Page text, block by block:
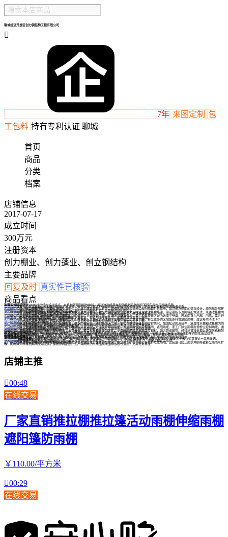
聊城经济开发区创力钢结构工程有限公司

7年 来图定制 包
工包料 持有专利认证 聊城
首页
商品
分类
档案
店铺信息
2017-07-17
成立时间
300万元
注册资本
创力棚业、创力蓬业、创立钢结构
主要品牌
回复及时 真实性已核验
商品看点
华鹰500排挡解析
本文深入解析华鹰500的排挡结构设计特点，从机械原理到操作体验，揭秘这款经典车型的换挡系统如何兼顾实用性与驾驶乐趣。
天幕布是啥
本文揭秘天幕布的真实身份，从材质特性到使用场景，带你全面了解这种既能遮阳又能装饰的神奇布料，户外爱好者和家居改造者必看。
产品细节工厂除尘雨棚的除尘原理是怎样的
工厂除尘雨棚的除尘原理围绕 “拦截 + 收集 + 疏导” 三个核心环节展开。首先，雨棚的棚体结构对粉尘起到物理拦截作用，其顶部及侧面的遮挡设计，能阻挡外部环
境中的粉尘进入雨棚覆盖区域，同时防止内部作业产生的粉尘向棚外扩散，形成相对封闭的粉尘
常见问题工厂除尘雨棚使用中问题有哪些及解决办法
工厂除尘雨棚使用中常见问题包括粉尘堆积、棚体漏水、通风不畅等。粉尘堆积多因除尘配件未及时清理或收集槽堵塞，需定期拆下滤网等配件清洗，疏通收集槽内
的粉尘堵塞物，若粉尘堆积严重，可增加清理频率，确保粉尘收集通道畅通。棚体漏水常出现在棚顶接缝处或
 6
产品细节工厂除尘雨棚安装前需做哪些场地准备
工厂除尘雨棚安装前需做好场地基础、环境清理、空间规划三方面准备工作。在场地基础准备上，需先勘察安装区域的地面平整度，若地面存在凸起、凹陷，需进行
平整处理，确保雨棚支架安装稳固；同时根据雨棚的承重要求，检查地面承重能力，必要时浇筑混凝土基础，
 6
产品细节工厂除尘雨棚的日常清洁需注意哪些要点
工厂除尘雨棚日常清洁需注意清洁频率、清洁方式、配件保护三个要点。清洁频率需根据粉尘产生量调整，粉尘较多的区域如原料堆放区雨棚，建议每周清洁 1-2
次；粉尘较少的成品存放区雨棚，可每两周清洁一次，避免粉尘长期堆积影响除尘效果。清洁方式上，棚
 6
应用案例工厂除尘雨棚遇到极端天气该如何应对
工厂除尘雨棚遇到极端天气需提前预防、及时处理，确保雨棚安全。遇到暴雨天气前，需检查棚体接缝处的密封情况，加固松动的连接件，清理排水槽和收集槽内的
杂物，确保雨水能顺利排出，避免积水导致棚体承重增加；暴雨期间实时观察棚内是否漏水，若出现严重漏水
 6
产品细节工厂除尘雨棚与普通雨棚相比有哪些特殊功能
工厂除尘雨棚与普通雨棚相比，在粉尘控制、粉尘收集、环境适配三方面具备特殊功能。普通雨棚仅能实现防雨、遮阳功能，而工厂除尘雨棚新增粉尘控制功能，通
过棚体封闭设计和通风除尘配件，阻挡粉尘扩散，减少棚内及周边粉尘污染，尤其适合工厂粉尘较多的区域使
 5
产品细节仓储雨棚的基本结构包括哪些部分
仓储雨棚的基本结构主要由三大核心部分组成：支撑骨架、覆盖材料和连接固定件。支撑骨架通常采用高强度钢材，如方管或圆管，经过热镀锌处理以增强防锈和耐
腐蚀能力，确保整体结构的稳固性与长久使用寿命。覆盖材料主流选择是PVC涂层布，这种材料具备优异的
坦克700空悬参数解析
本文详解坦克700空气悬挂单控系统的核心参数与工作原理，包括高度调节范围、响应速度及驾驶模式适配性，帮助读者了解这一硬派越野车的智能底盘技术。
THX203H第4脚悬空行吗
本文解析THX203H电源芯片第4脚悬空使用的可行性，从引脚功能、典型电路设计到实际应用注意事项，帮助工程师合理处理闲置引脚。
门电路悬空之谜
本文揭秘门电路悬空时的状态，解释其可能带来的问题及解决方法，帮助读者理解数字电路中的这一常见现象。
单腔空悬全解析
本文系统介绍单腔空气悬架的四种典型结构，包括其工作原理、适用场景及特点对比，帮助读者快速理解这一提升车辆舒适性的关键技术。
AD引脚悬空画法指南
本文讲解在电路设计中如何处理AD软件中元器件未连接的引脚，包括悬空引脚的符号标注方法、常见处理方式及注意事项，帮助初学者快速掌握这一实用技巧。
桩基清孔悬空高度解析
本文详细解答桩基清孔时悬空高度的合理范围，分析其影响因素及操作要点，帮助施工人员掌握关键技巧，确保工程安全高效。
应用案例工厂除尘雨棚适合安装在哪些工厂区域
工厂除尘雨棚适合安装在工厂内产生粉尘且需防雨的多个关键区域。在原料堆放区，如煤炭、矿石、砂石等原料堆放场地，安装后可防止雨水冲刷导致粉尘随雨水扩
散，同时减少原料因淋雨受潮变质，保障原料品质。生产车间外的半成品或成品存放区也适用，尤其针对易受
店铺主推
00:48
在线交易
厂家直销推拉棚推拉篷活动雨棚伸缩雨棚
遮阳篷防雨棚
￥ 110.00/平方米
00:29
在线交易